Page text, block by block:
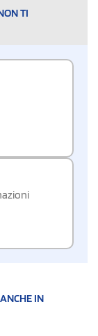
TI
IN